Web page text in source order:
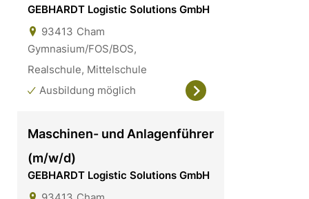
GEBHARDT Logistic Solutions GmbH
93413 Cham
Gymnasium/FOS/BOS,
Realschule, Mittelschule
Ausbildung möglich
Maschinen- und Anlagenführer
(m/w/d)
GEBHARDT Logistic Solutions GmbH